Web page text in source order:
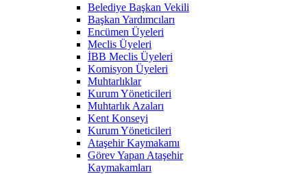
Belediye Başkan Vekili
Başkan Yardımcıları
Encümen Üyeleri
Meclis Üyeleri
İBB Meclis Üyeleri
Komisyon Üyeleri
Muhtarlıklar
Kurum Yöneticileri
Muhtarlık Azaları
Kent Konseyi
Kurum Yöneticileri
Ataşehir Kaymakamı
Görev Yapan Ataşehir
Kaymakamları